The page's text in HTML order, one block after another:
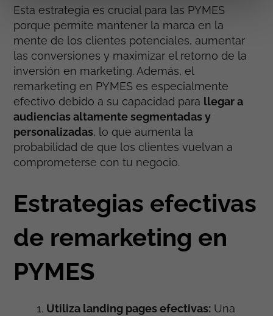
Esta estrategia es crucial para las PYMES
porque permite mantener la marca en la
mente de los clientes potenciales, aumentar
las conversiones y maximizar el retorno de la
inversión en marketing. Además, el
remarketing en PYMES es especialmente
efectivo debido a su capacidad para llegar a
audiencias altamente segmentadas y
personalizadas, lo que aumenta la
probabilidad de que los clientes vuelvan a
comprometerse con tu negocio.
Estrategias efectivas
de remarketing en
PYMES
Utiliza landing pages efectivas: Una